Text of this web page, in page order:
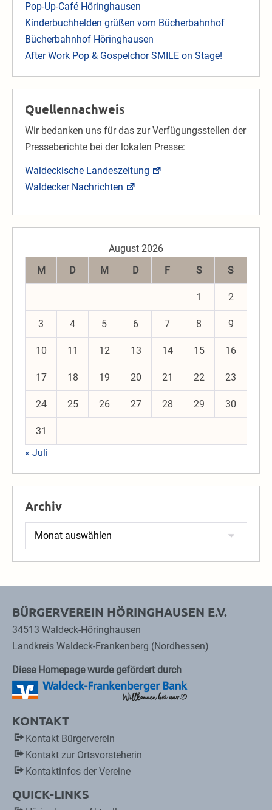
Pop-Up-Café Höringhausen
Kinderbuchhelden grüßen vom Bücherbahnhof
Bücherbahnhof Höringhausen
After Work Pop & Gospelchor SMILE on Stage!
Quellennachweis
Wir bedanken uns für das zur Verfügungsstellen der
Presseberichte bei der lokalen Presse:
Waldeckische Landeszeitung
Waldecker Nachrichten
August 2026
M
D M D F S S
1 2
3 4 5 6 7 8 9
10 11 12 13 14 15 16
17 18 19 20 21 22 23
24 25 26 27 28 29 30
31
« Juli
Archiv
Archiv
BÜRGERVEREIN HÖRINGHAUSEN E.V.
34513 Waldeck-Höringhausen
Landkreis Waldeck-Frankenberg (Nordhessen)
Diese Homepage wurde gefördert durch
KONTAKT
Kontakt Bürgerverein
Kontakt zur Ortsvorsteherin
Kontaktinfos der Vereine
QUICK-LINKS